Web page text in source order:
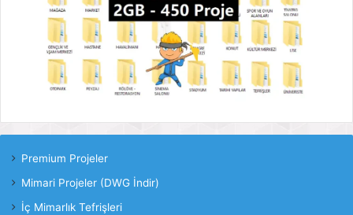
Premium Projeler
Mimari Projeler (DWG İndir)
İç Mimarlık Tefrişleri